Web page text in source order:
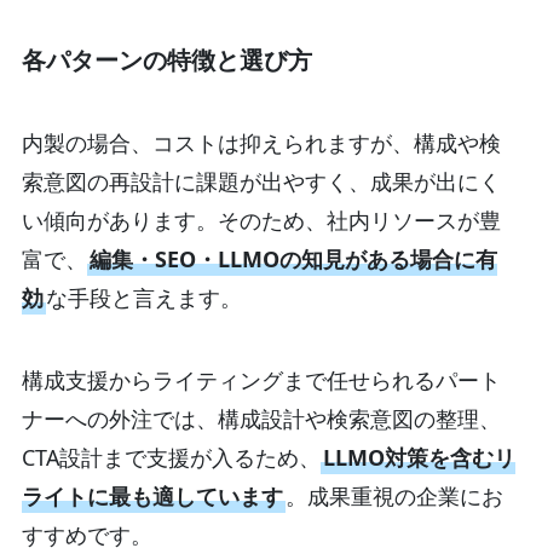
各パターンの特徴と選び方
内製の場合、コストは抑えられますが、構成や検
索意図の再設計に課題が出やすく、成果が出にく
い傾向があります。そのため、社内リソースが豊
富で、 編集・SEO・LLMOの知見がある場合に有
効な手段と言えます。
構成支援からライティングまで任せられるパート
ナーへの外注では、構成設計や検索意図の整理、
CTA設計まで支援が入るため、 LLMO対策を含むリ
ライトに最も適しています。成果重視の企業にお
すすめです。